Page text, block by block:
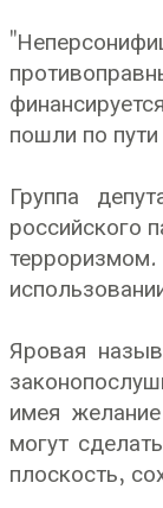
пошли по
Группа
российского
Яровая
имея
могут
плоскость,